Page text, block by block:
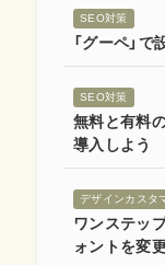
SEO対策
「グーペ」
SEO対策
無料と有料
導入しよう
デザインカスタ
ワンステッ
ォントを変